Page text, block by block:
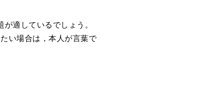
適しているでしょう。
い場合は，本人が言葉で